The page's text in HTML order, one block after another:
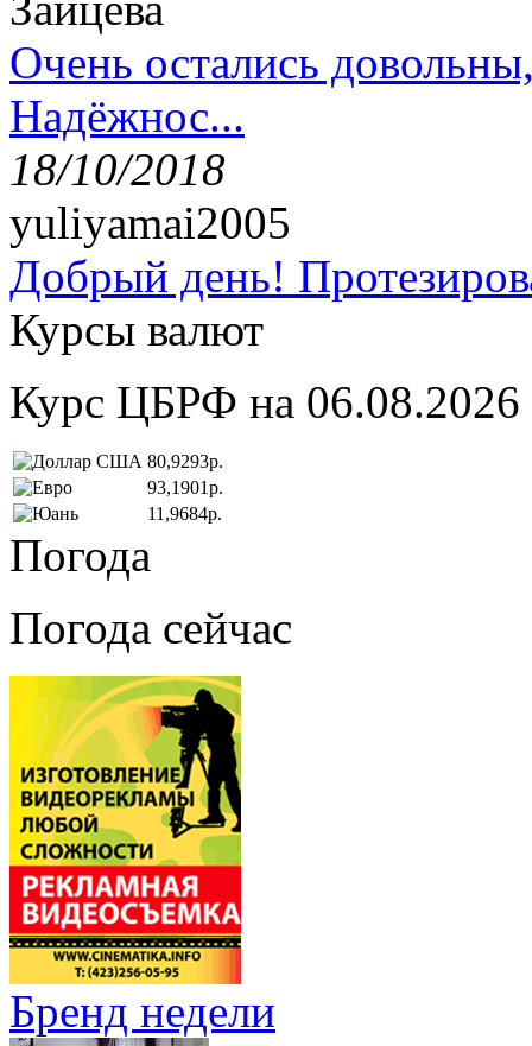
Очень остались
Надёжнос...
18/10/2018
yuliyamai2005
Добрый день!
Курсы валют
Курс ЦБРФ на 06.08.2026
80,9293р.
93,1901р.
11,9684р.
Погода
Погода сейчас
Бренд недели